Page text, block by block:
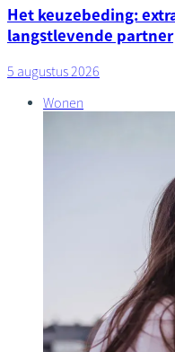
Het keuzebeding:
langstlevende partner
5 augustus 2026
Wonen